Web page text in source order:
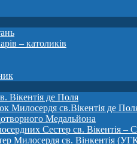
– католиків
Вікентія де Поля
Милосердя св.Вікентія де
Медальйона
Сестер св. Вікентія –
Милосердя св. Вінкентія